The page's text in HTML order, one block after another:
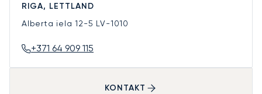
RIGA, LETTLAND
Alberta iela 12-5 LV-1010
+371 64 909 115
KONTAKT